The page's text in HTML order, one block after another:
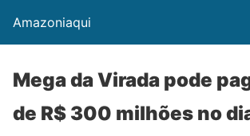
Amazoniaqui
Mega da Virada pode
de R$ 300 milhões no